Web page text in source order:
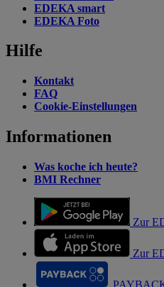
EDEKA smart
EDEKA Foto
Hilfe
Kontakt
FAQ
Cookie-Einstellungen
Informationen
Was koche ich heute?
BMI Rechner
Zur
Zur